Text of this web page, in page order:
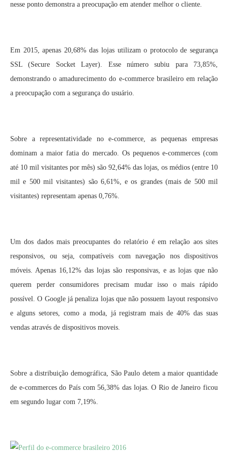
nesse ponto demonstra a preocupação em atender melhor o cliente.
Em 2015, apenas 20,68% das lojas utilizam o protocolo de segurança
SSL (Secure Socket Layer). Esse número subiu para 73,85%,
demonstrando o amadurecimento do e-commerce brasileiro em relação
a preocupação com a segurança do usuário.
Sobre a representatividade no e-commerce, as pequenas empresas
dominam a maior fatia do mercado. Os pequenos e-commerces (com
até 10 mil visitantes por mês) são 92,64% das lojas, os médios (entre 10
mil e 500 mil visitantes) são 6,61%, e os grandes (mais de 500 mil
visitantes) representam apenas 0,76%.
Um dos dados mais preocupantes do relatório é em relação aos sites
responsivos, ou seja, compatíveis com navegação nos dispositivos
móveis. Apenas 16,12% das lojas são responsivas, e as lojas que não
querem perder consumidores precisam mudar isso o mais rápido
possível. O Google já penaliza lojas que não possuem layout responsivo
e alguns setores, como a moda, já registram mais de 40% das suas
vendas através de dispositivos moveis.
Sobre a distribuição demográfica, São Paulo detem a maior quantidade
de e-commerces do País com 56,38% das lojas. O Rio de Janeiro ficou
em segundo lugar com 7,19%.